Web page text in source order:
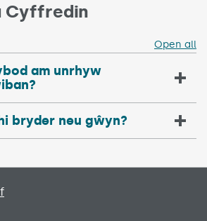
Cyffredin
Open all
am unrhyw
bryder neu gŵyn?
menu